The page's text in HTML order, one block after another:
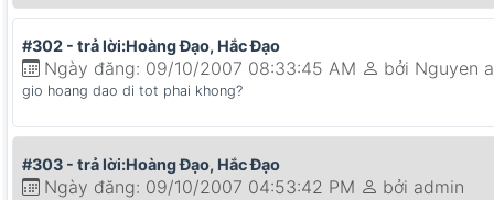
#302 - trả lời:Hoàng Đạo, Hắc Đạo
Ngày đăng: 09/10/2007 08:33:45 AM bởi Nguyen
gio hoang dao di tot phai khong?
#303 - trả lời:Hoàng Đạo, Hắc Đạo
Ngày đăng: 09/10/2007 04:53:42 PM bởi admin